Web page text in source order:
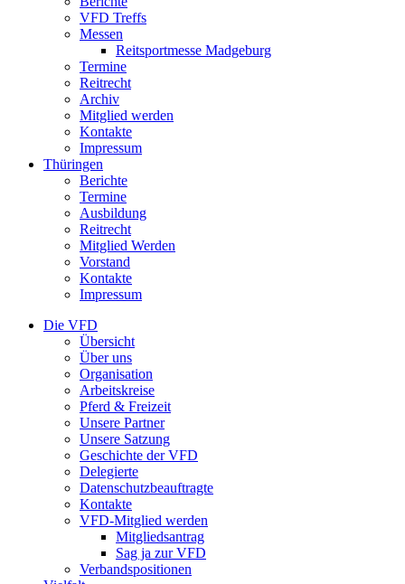
VFD Treffs
Messen
Reitsportmesse Madgeburg
Termine
Reitrecht
Archiv
Mitglied werden
Kontakte
Impressum
Thüringen
Berichte
Termine
Ausbildung
Reitrecht
Mitglied Werden
Vorstand
Kontakte
Impressum
Die VFD
Übersicht
Über uns
Organisation
Arbeitskreise
Pferd & Freizeit
Unsere Partner
Unsere Satzung
Geschichte der VFD
Delegierte
Datenschutzbeauftragte
Kontakte
VFD-Mitglied werden
Mitgliedsantrag
Sag ja zur VFD
Verbandspositionen